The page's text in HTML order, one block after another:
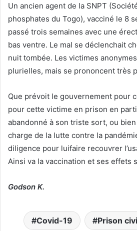
Un ancien agent de la SNPT
phosphates du Togo), vacciné le 8
passé trois semaines avec une
bas ventre. Le mal se déclenchait
nuit tombée. Les victimes
plurielles, mais se prononcent très
Que prévoit le gouvernement pour
pour cette victime en prison en
abandonné à son triste sort, ou
charge de la lutte contre la
diligence pour luifaire recouvrer
Ainsi va la vaccination et ses effets
Godson K.
Covid-19 Prison